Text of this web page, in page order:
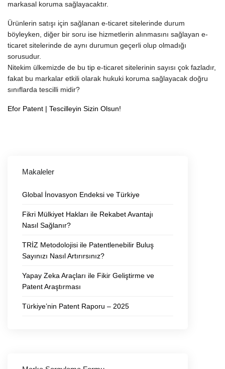
markasal koruma sağlayacaktır.
Ürünlerin satışı için sağlanan e-ticaret sitelerinde durum
böyleyken, diğer bir soru ise hizmetlerin alınmasını sağlayan e-
ticaret sitelerinde de aynı durumun geçerli olup olmadığı
sorusudur.
Nitekim ülkemizde de bu tip e-ticaret sitelerinin sayısı çok fazladır,
fakat bu markalar etkili olarak hukuki koruma sağlayacak doğru
sınıflarda tescilli midir?
Efor Patent | Tescilleyin Sizin Olsun!
Makaleler
Global İnovasyon Endeksi ve Türkiye
Fikri Mülkiyet Hakları ile Rekabet Avantajı
Nasıl Sağlanır?
TRİZ Metodolojisi ile Patentlenebilir Buluş
Sayınızı Nasıl Artırırsınız?
Yapay Zeka Araçları ile Fikir Geliştirme ve
Patent Araştırması
Türkiye’nin Patent Raporu – 2025